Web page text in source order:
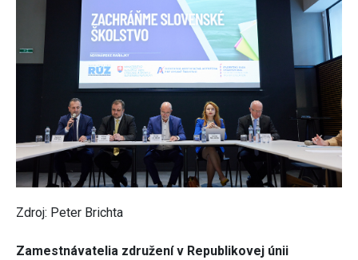
Zdroj: Peter Brichta
Zamestnávatelia združení v Republikovej únii